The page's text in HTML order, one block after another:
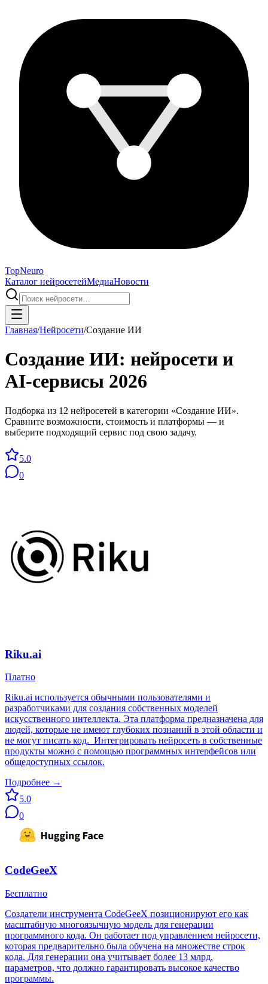
TopNeuro
Каталог нейросетейМедиаНовости
Главная/Нейросети/Создание ИИ
Создание ИИ: нейросети и
AI-сервисы 2026
Подборка из 12 нейросетей в категории «Создание ИИ».
Сравните возможности, стоимость и платформы — и
выберите подходящий сервис под свою задачу.
5.0
0
Riku.ai
Платно
Riku.ai используется обычными пользователями и
разработчиками для создания собственных моделей
искусственного интеллекта. Эта платформа предназначена для
людей, которые не имеют глубоких познаний в этой области и
не могут писать код. Интегрировать нейросеть в собственные
продукты можно с помощью программных интерфейсов или
общедоступных ссылок.
Подробнее →
5.0
0
CodeGeeX
Бесплатно
Создатели инструмента CodeGeeX позиционируют его как
масштабную многоязычную модель для генерации
программного кода. Он работает под управлением нейросети,
которая предварительно была обучена на множестве строк
кода. Для генерации она учитывает более 13 млрд.
параметров, что должно гарантировать высокое качество
программы.